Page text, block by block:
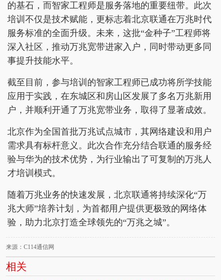
的基石，而智家工程师是服务落地的重要纽带。此次
培训不仅是技术赋能，更标志着北京联通在万兆时代
服务标准的全面升级。未来，这批“金种子”工程师将
深入社区，推动万兆宽带进家入户，同时带动更多同
事提升技能水平。
截至目前，参与培训的智家工程师已成功将所学技能
应用于实践，在东城区和房山区发展了多名万兆新用
户，并顺利开通了万兆宽带业务，取得了显著成效。
北京作为全国首批万兆试点城市，其网络建设和用户
需求具有标杆意义。此次合作充分结合联通的服务经
验与华为的技术优势，为行业输出了可复制的万兆人
才培训模式。
随着万兆业务的快速发展，北京联通将持续深化“万
兆大师”培养计划，为首都用户提供更极致的网络体
验，助力北京打造全球领先的“万兆之城”。
来源：C114通信网
相关